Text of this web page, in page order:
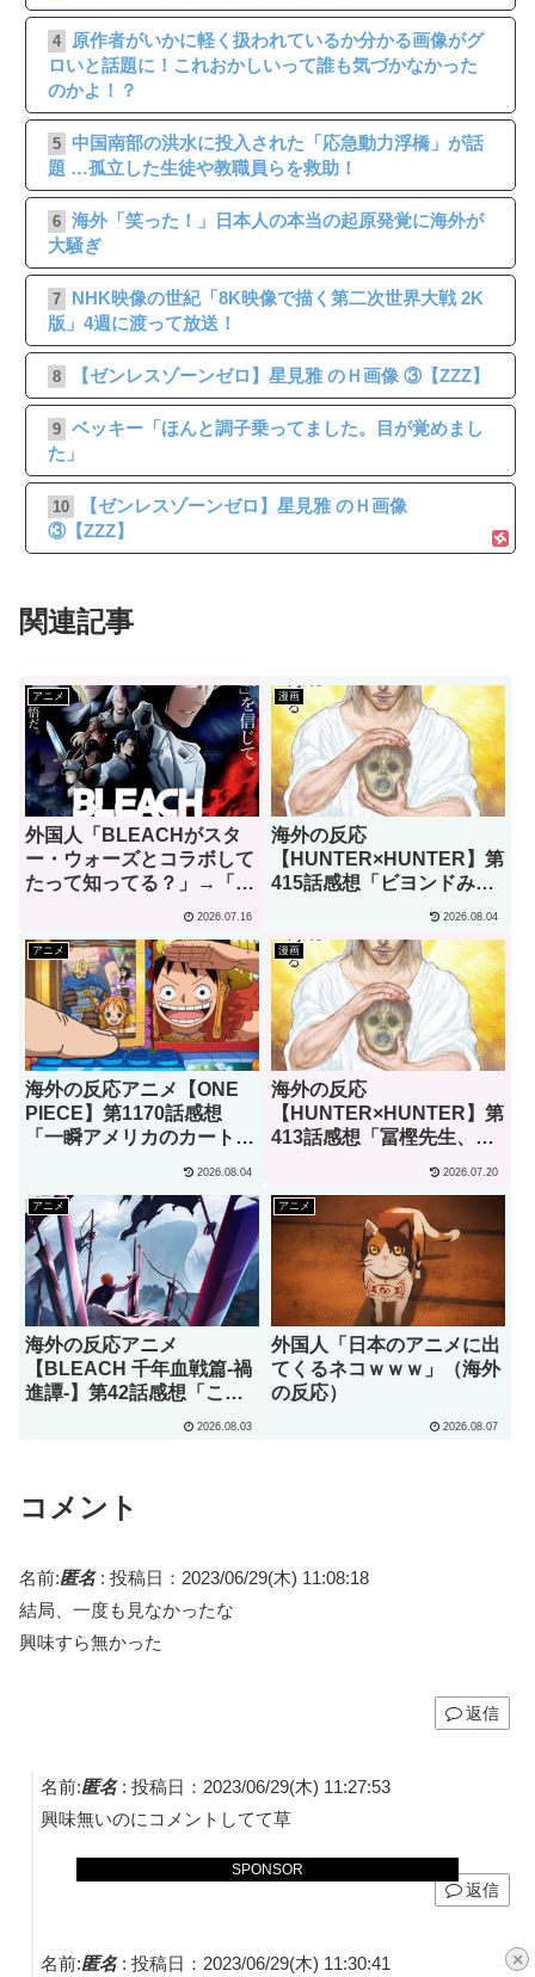
×
SPONSOR
4
原作者がいかに軽く扱われているか分かる画像がグ
ロいと話題に！これおかしいって誰も気づかなかった
のかよ！？
5 中国南部の洪水に投入された「応急動力浮橋」が話
題 …孤立した生徒や教職員らを救助！
6 海外「笑った！」日本人の本当の起原発覚に海外が
大騒ぎ
7
NHK映像の世紀「8K映像で描く第二次世界大戦 2K
版」4週に渡って放送！
8 【ゼンレスゾーンゼロ】星見雅 のＨ画像 ③【ZZZ】
9 ベッキー「ほんと調子乗ってました。目が覚めまし
た」
10
【ゼンレスゾーンゼロ】星見雅 のＨ画像
③【ZZZ】
関連記事
アニメ
外国人「BLEACHがスタ
ー・ウォーズとコラボして
たって知ってる？」→「何
2026.07.16
漫画
海外の反応
【HUNTER×HUNTER】第
415話感想「ビヨンドみた
いな怪物ですらこれちょっ
2026.08.04
アニメ
海外の反応アニメ【ONE
PIECE】第1170話感想
「一瞬アメリカのカートゥ
2026.08.04
漫画
海外の反応
【HUNTER×HUNTER】第
413話感想「冨樫先生、あ
2026.07.20
アニメ
海外の反応アニメ
【BLEACH 千年血戦篇-禍
進譚-】第42話感想「この
2026.08.03
アニメ
外国人「日本のアニメに出
てくるネコｗｗｗ」（海外
の反応）
2026.08.07
コメント
名前:匿名: 投稿日：2023/06/29(木) 11:08:18
結局、一度も見なかったな
興味すら無かった
返信
名前:匿名: 投稿日：2023/06/29(木) 11:27:53
興味無いのにコメントしてて草
返信
名前:匿名: 投稿日：2023/06/29(木) 11:30:41